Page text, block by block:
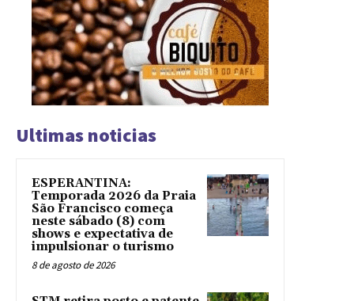
Ultimas noticias
ESPERANTINA:
Temporada 2026 da Praia
São Francisco começa
neste sábado (8) com
shows e expectativa de
impulsionar o turismo
8 de agosto de 2026